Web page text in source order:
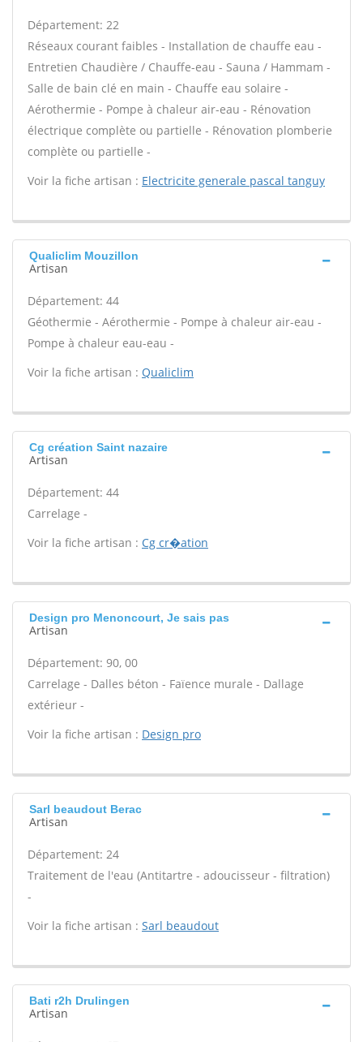
Département: 22
Réseaux courant faibles - Installation de chauffe eau -
Entretien Chaudière / Chauffe-eau - Sauna / Hammam -
Salle de bain clé en main - Chauffe eau solaire -
Aérothermie - Pompe à chaleur air-eau - Rénovation
électrique complète ou partielle - Rénovation plomberie
complète ou partielle -
Voir la fiche artisan : Electricite generale pascal tanguy
Qualiclim Mouzillon
Artisan
Département: 44
Géothermie - Aérothermie - Pompe à chaleur air-eau -
Pompe à chaleur eau-eau -
Voir la fiche artisan : Qualiclim
Cg création Saint nazaire
Artisan
Département: 44
Carrelage -
Voir la fiche artisan : Cg cr�ation
Design pro Menoncourt, Je sais pas
Artisan
Département: 90, 00
Carrelage - Dalles béton - Faïence murale - Dallage
extérieur -
Voir la fiche artisan : Design pro
Sarl beaudout Berac
Artisan
Département: 24
Traitement de l'eau (Antitartre - adoucisseur - filtration)
-
Voir la fiche artisan : Sarl beaudout
Bati r2h Drulingen
Artisan